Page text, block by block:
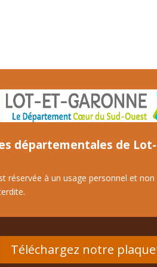
départementales de
réservée à un usage personnel et
Téléchargez notre